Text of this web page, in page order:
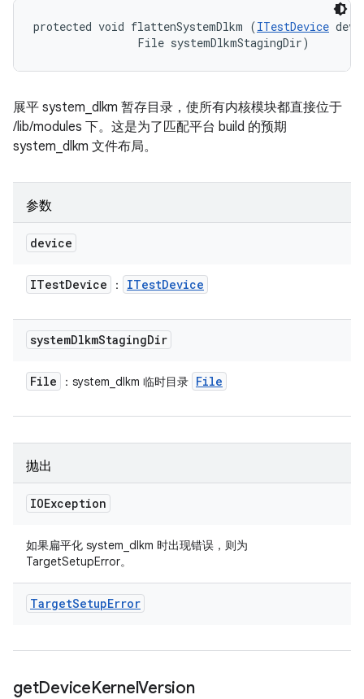
protected void flattenSystemDlkm (ITestDevice
                File systemDlkmStagingDir)
展平 system_dlkm 暂存目录，使所有内核模块都直接位于
/lib/modules 下。这是为了匹配平台 build 的预期
system_dlkm 文件布局。
参数
device
ITestDevice ： ITestDevice
systemDlkmStagingDir
File ：system_dlkm 临时目录 File
抛出
IOException
如果扁平化 system_dlkm 时出现错误，则为
TargetSetupError。
TargetSetupError
getDeviceKernelVersion